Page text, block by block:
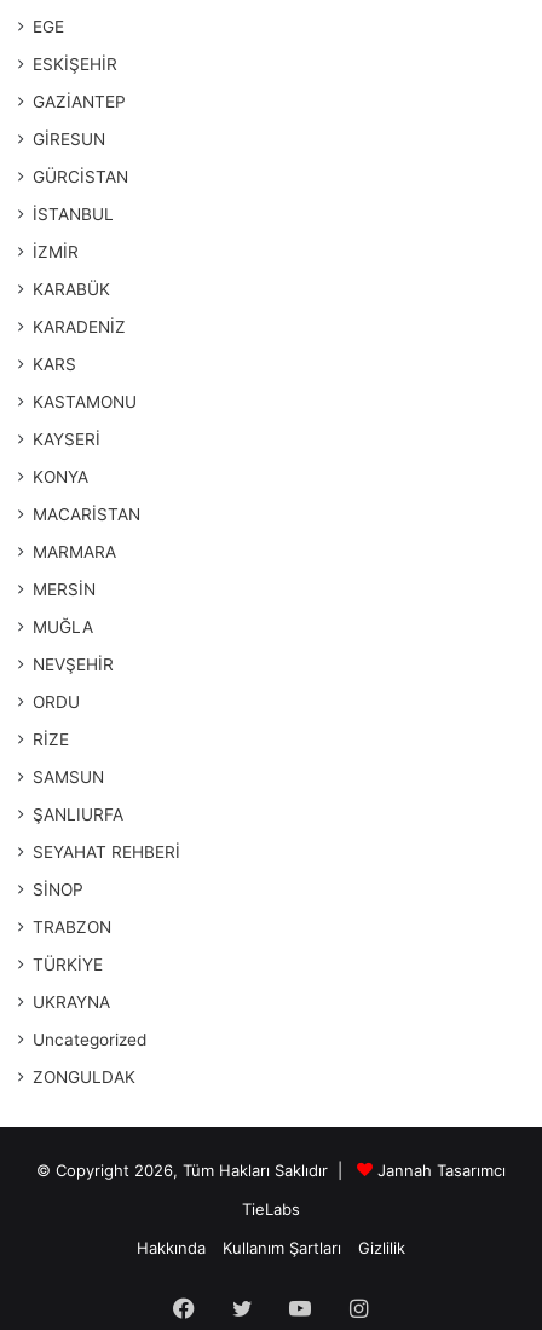
EGE
ESKİŞEHİR
GAZİANTEP
GİRESUN
GÜRCİSTAN
İSTANBUL
İZMİR
KARABÜK
KARADENİZ
KARS
KASTAMONU
KAYSERİ
KONYA
MACARİSTAN
MARMARA
MERSİN
MUĞLA
NEVŞEHİR
ORDU
RİZE
SAMSUN
ŞANLIURFA
SEYAHAT REHBERİ
SİNOP
TRABZON
TÜRKİYE
UKRAYNA
Uncategorized
ZONGULDAK
© Copyright 2026, Tüm Hakları Saklıdır |
Jannah Tasarımcı
TieLabs
Hakkında
Kullanım Şartları Gizlilik
Facebook
TwitterYouTubeInstagram